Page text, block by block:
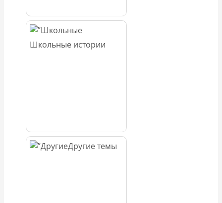
Школьные истории
Другие темы